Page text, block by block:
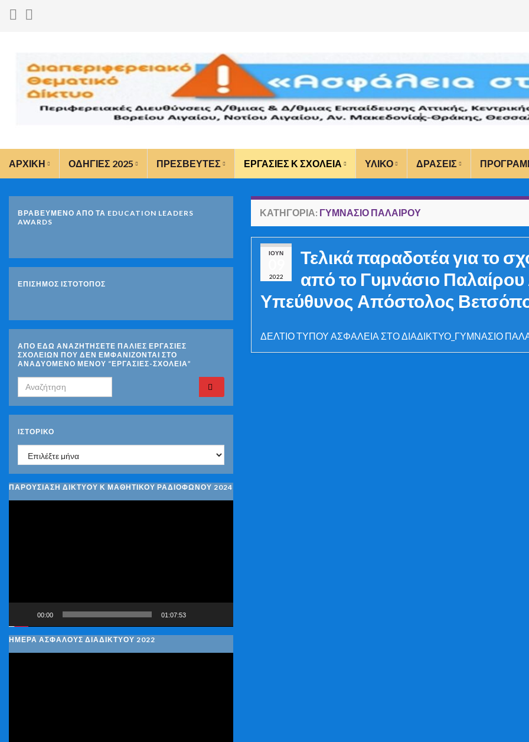
ΑΡΧΙΚΗ ΟΔΗΓΙΕΣ 2025 ΠΡΕΣΒΕΥΤΕΣ ΕΡΓΑΣΙΕΣ Κ ΣΧΟΛΕΙΑ ΥΛΙΚΟ ΔΡΑΣΕΙΣ
ΚΑΤΗΓΟΡΊΑ: ΓΥΜΝΑΣΙΟ ΠΑΛΑΙΡΟΥ
ΙΟΎΝ
2022
Τελικά παραδοτέα για το
από το Γυμνάσιο
Υπεύθυνος Απόστολος
ΔΕΛΤΙΟ ΤΥΠΟΥ ΑΣΦΑΛΕΙΑ ΣΤΟ ΔΙΑΔΙΚΤΥΟ_ΓΥΜΝΑΣΙΟ
ΒΡΑΒΕΥΜΕΝΟ ΑΠΟ ΤΑ EDUCATION LEADERS
AWARDS
ΕΠΙΣΗΜΟΣ ΙΣΤΟΤΟΠΟΣ
ΑΠΟ ΕΔΩ ΑΝΑΖΗΤΗΣΕΤΕ ΠΑΛΙΕΣ ΕΡΓΑΣΙΕΣ
ΣΧΟΛΕΙΩΝ ΠΟΥ ΔΕΝ ΕΜΦΑΝΙΖΟΝΤΑΙ ΣΤΟ
ΑΝΑΔΥΟΜΕΝΟ ΜΕΝΟΥ “ΕΡΓΑΣΙΕΣ-ΣΧΟΛΕΙΑ”
Search for:
ΙΣΤΟΡΙΚΌ
Ιστορικό
ΠΑΡΟΥΣΙΑΣΗ ΔΙΚΤΥΟΥ Κ ΜΑΘΗΤΙΚΟΥ ΡΑΔΙΟΦΩΝΟΥ 2024
00:00 01:07:53
ΗΜΕΡΑ ΑΣΦΑΛΟΥΣ ΔΙΑΔΙΚΤΥΟΥ 2022